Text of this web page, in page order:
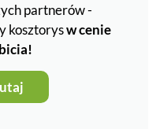
partnerów -
kosztorysw cenie